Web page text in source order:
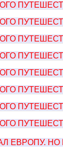
ЕВРОПУ.